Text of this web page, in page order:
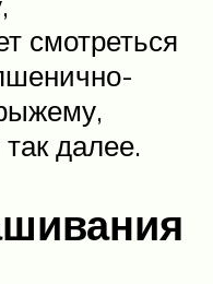
смотреться
далее.